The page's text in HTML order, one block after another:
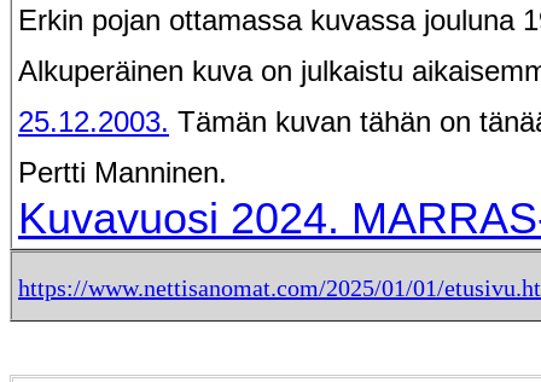
Erkin pojan ottamassa kuvassa jouluna
Alkuperäinen kuva on julkaistu
25.12.2003. Tämän kuvan tähän on
Pertti Manninen.
Kuvavuosi 2024.
https://www.nettisanomat.com/2025/01/01/